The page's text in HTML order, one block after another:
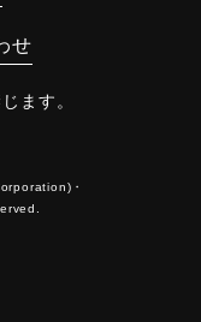
せ
ます。
・